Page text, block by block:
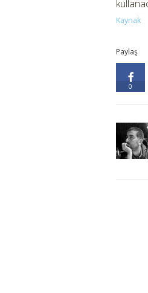
Kaynak
Paylaş
0